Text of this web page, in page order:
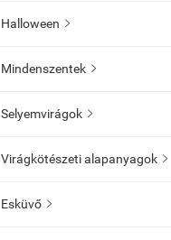
Halloween 
Mindenszentek 
Selyemvirágok 
Virágkötészeti alapanyagok 
Esküvő 